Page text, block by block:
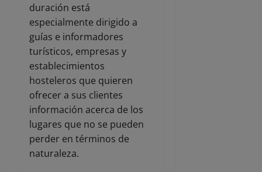
duración está
especialmente dirigido a
guías e informadores
turísticos, empresas y
establecimientos
hosteleros que quieren
ofrecer a sus clientes
información acerca de los
lugares que no se pueden
perder en términos de
naturaleza.